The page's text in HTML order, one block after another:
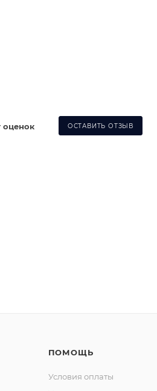
оценок ОСТАВИТЬ ОТЗЫВ
ПОМОЩЬ
Условия оплаты